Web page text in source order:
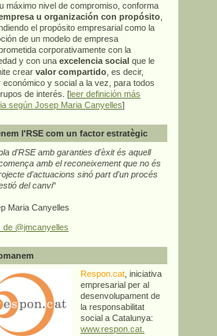
máximo nivel de compromiso, conforma
u organización con propósito
el propósito empresarial como la
de un modelo de empresa
corporativamente con la
y con una excelencia social que le
crear valor compartido , es decir,
económico y social a la vez, para todos
de interés. [leer definición más
según Josep Maria Canyelles]
l'RSE com un factor estratègic
d'RSE amb garanties d'èxit és aquell
amb el reconeixement que no és
d'actuacions sinó part d'un procés
del canvi"
Maria Canyelles
de @jmcanyelles
Respon.cat , iniciativa
empresarial per al
desenvolupament de
la responsabilitat
social a Catalunya:
www.respon.cat.